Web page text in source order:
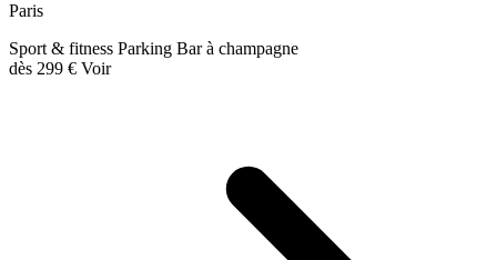
Paris
Sport & fitness Parking Bar à champagne
dès 299 € Voir